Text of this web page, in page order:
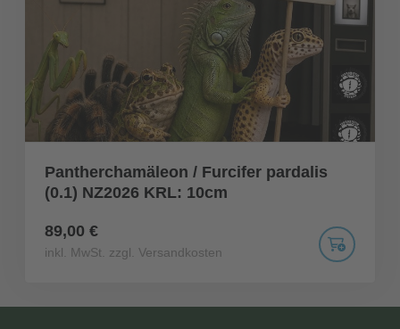
Pantherchamäleon / Furcifer pardalis
(0.1) NZ2026 KRL: 10cm
89,00 €
inkl. MwSt. zzgl. Versandkosten